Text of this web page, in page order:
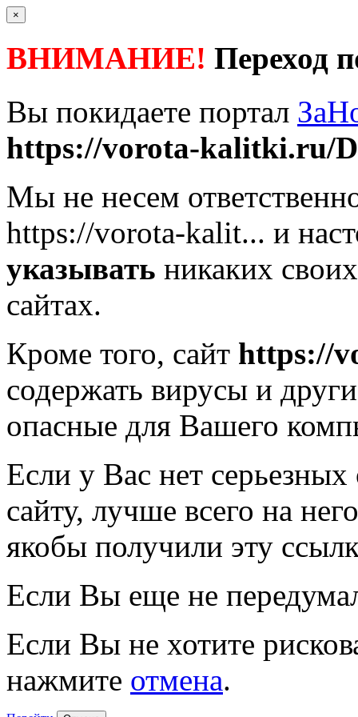
×
ВНИМАНИЕ! Переход
Вы покидаете портал
https://vorota-kalitki.ru/
Мы не несем
https://vorota-kalit... и
указывать никаких
сайтах.
Кроме того, сайт https://
содержать вирусы и
опасные для Вашего
Если у Вас нет
сайту, лучше всего на
якобы получили эту
Если Вы еще не
Если Вы не хотите
нажмите отмена.